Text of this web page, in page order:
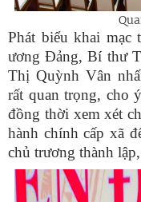
Phát biểu khai
ương Đảng, Bí thư
Thị Quỳnh Vân
rất quan trọng, cho
đồng thời xem xét
hành chính cấp xã
chủ trương thành